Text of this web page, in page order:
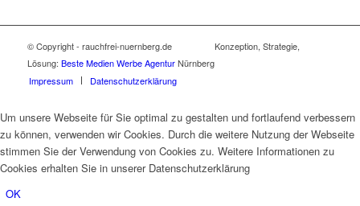
© Copyright - rauchfrei-nuernberg.de
Konzeption, Strategie,
Lösung: Beste Medien Werbe AgenturNürnberg
Impressum
Datenschutzerklärung
Um unsere Webseite für Sie optimal zu gestalten und fortlaufend verbessern
zu können, verwenden wir Cookies. Durch die weitere Nutzung der Webseite
stimmen Sie der Verwendung von Cookies zu. Weitere Informationen zu
Cookies erhalten Sie in unserer Datenschutzerklärung
OK